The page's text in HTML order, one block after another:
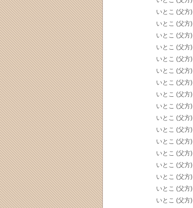
いとこ (父方)
いとこ (父方)
いとこ (父方)
いとこ (父方)
いとこ (父方)
いとこ (父方)
いとこ (父方)
いとこ (父方)
いとこ (父方)
いとこ (父方)
いとこ (父方)
いとこ (父方)
いとこ (父方)
いとこ (父方)
いとこ (父方)
いとこ (父方)
いとこ (父方)